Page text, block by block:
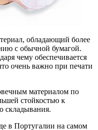
обладающий более
с обычной бумагой.
чему обеспечивается
очень важно при печати
материалом по
стойкостью к
складывания.
в Португалии на самом